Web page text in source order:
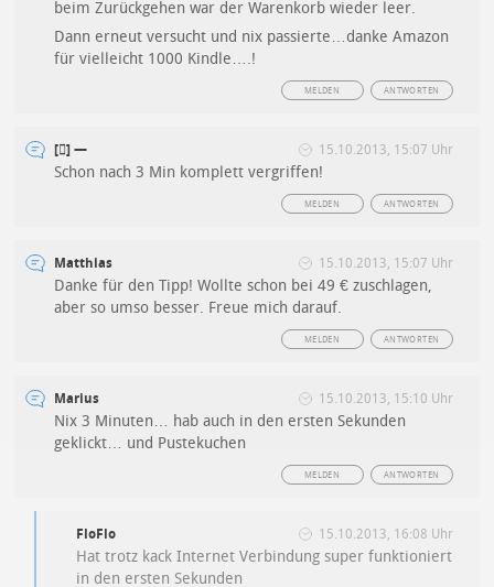
beim Zurückgehen war der Warenkorb wieder leer.
Dann erneut versucht und nix passierte…danke Amazon
für vielleicht 1000 Kindle….!
ANTWORTEN
MELDEN
[] — 15.10.2013, 15:07 Uhr
Schon nach 3 Min komplett vergriffen!
ANTWORTEN
MELDEN
Matthias 15.10.2013, 15:07 Uhr
Danke für den Tipp! Wollte schon bei 49 € zuschlagen,
aber so umso besser. Freue mich darauf.
ANTWORTEN
MELDEN
Marius 15.10.2013, 15:10 Uhr
Nix 3 Minuten… hab auch in den ersten Sekunden
geklickt… und Pustekuchen
ANTWORTEN
MELDEN
FloFlo 15.10.2013, 16:08 Uhr
Hat trotz kack Internet Verbindung super funktioniert
in den ersten Sekunden